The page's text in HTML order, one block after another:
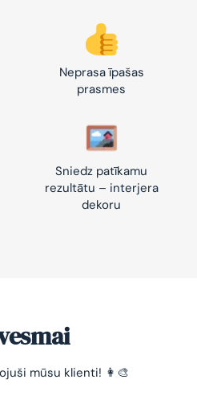
Neprasa īpašas
prasmes
Sniedz patīkamu
rezultātu – interjera
dekoru
mūsu klienti! 👩‍🎨